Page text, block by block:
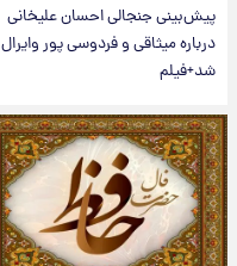
پیش‌بینی جنجالی احسان علیخانی
درباره میثاقی و فردوسی پور وایرال
شد+فیلم